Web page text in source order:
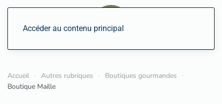
Accéder au contenu principal
Accueil Autres rubriques
Boutiques gourmandes
Boutique Maille